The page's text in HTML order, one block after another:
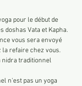
pour le début de
doshas Vata et Kapha.
vous sera envoyé
la refaire chez vous.
nidra traditionnel
n'est pas un yoga